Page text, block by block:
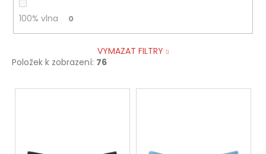
100% vlna 0
VYMAZAT FILTRY
Položek k zobrazení: 76
V